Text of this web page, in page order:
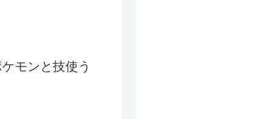
モンと技使う